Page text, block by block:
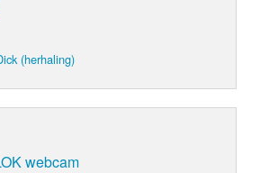
(herhaling)
webcam